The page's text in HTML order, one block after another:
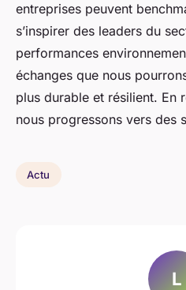
entreprises peuvent
s’inspirer des leaders du
performances
échanges que nous
plus durable et résilient. En
nous progressons vers des
Actu
L